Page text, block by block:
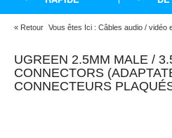
« Retour Vous êtes Ici : Câbles audio / vidéo
UGREEN 2.5MM MALE /
CONNECTORS
CONNECTEURS